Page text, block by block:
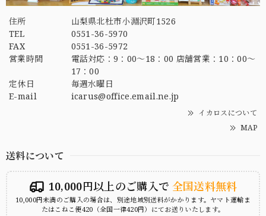
住所
山梨県北杜市小淵沢町1526
TEL
0551-36-5970
FAX
0551-36-5972
営業時間
電話対応：9：00～18：00 店舗営業：10：00～
17：00
定休日
毎週水曜日
E-mail
icarus@office.email.ne.jp
イカロスについて
MAP
送料について
10,000円以上のご購入で 全国送料無料
10,000円未満のご購入の場合は、別途地域別送料がかかります。ヤマト運輸ま
たはこねこ便420（全国一律420円）にてお送りいたします。